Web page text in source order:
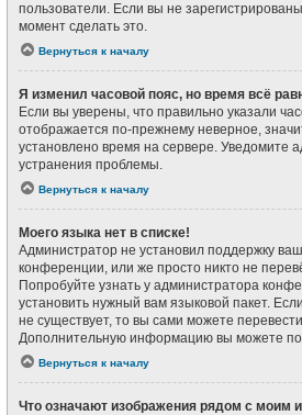
пользователи. Если вы не
момент сделать это.
Вернуться к началу
Я изменил часовой пояс, но время всё
Если вы уверены, что правильно указали
отображается по-прежнему неверное,
установлено время на сервере. Уведомите
устранения проблемы.
Вернуться к началу
Моего языка нет в списке!
Администратор не установил поддержку
конференции, или же просто никто не
Попробуйте узнать у администратора
установить нужный вам языковой пакет.
не существует, то вы сами можете
Дополнительную информацию вы можете
Вернуться к началу
Что означают изображения рядом с моим